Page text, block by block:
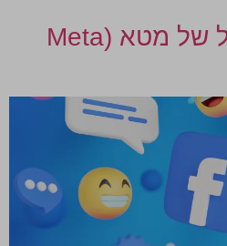
מה זה קוד פיקסל של מטא (Meta